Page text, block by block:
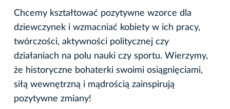
Chcemy kształtować pozytywne wzorce dla
dziewczynek i wzmacniać kobiety w ich pracy,
twórczości, aktywności politycznej czy
działaniach na polu nauki czy sportu. Wierzymy,
że historyczne bohaterki swoimi osiągnięciami,
siłą wewnętrzną i mądrością zainspirują
pozytywne zmiany!